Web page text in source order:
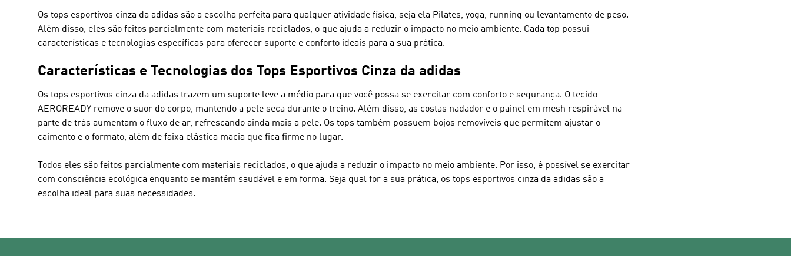
Os tops esportivos cinza da adidas são a escolha perfeita para qualquer atividade física, seja ela Pilates, yoga, running ou levantamento de peso.
Além disso, eles são feitos parcialmente com materiais reciclados, o que ajuda a reduzir o impacto no meio ambiente. Cada top possui
características e tecnologias específicas para oferecer suporte e conforto ideais para a sua prática.
Características e Tecnologias dos Tops Esportivos Cinza da adidas
Os tops esportivos cinza da adidas trazem um suporte leve a médio para que você possa se exercitar com conforto e segurança. O tecido
AEROREADY remove o suor do corpo, mantendo a pele seca durante o treino. Além disso, as costas nadador e o painel em mesh respirável na
parte de trás aumentam o fluxo de ar, refrescando ainda mais a pele. Os tops também possuem bojos removíveis que permitem ajustar o
caimento e o formato, além de faixa elástica macia que fica firme no lugar.
Todos eles são feitos parcialmente com materiais reciclados, o que ajuda a reduzir o impacto no meio ambiente. Por isso, é possível se exercitar
com consciência ecológica enquanto se mantém saudável e em forma. Seja qual for a sua prática, os tops esportivos cinza da adidas são a
escolha ideal para suas necessidades.